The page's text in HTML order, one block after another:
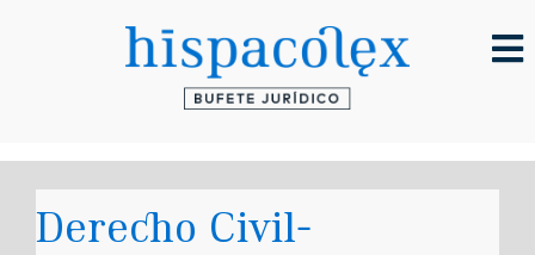
Derecho Civil-